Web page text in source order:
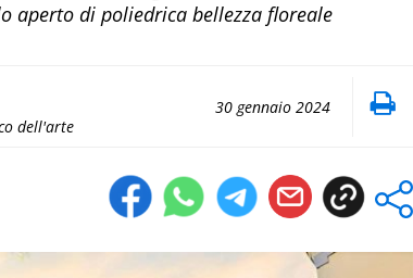
aperto di poliedrica bellezza floreale
dell'arte
30 gennaio 2024